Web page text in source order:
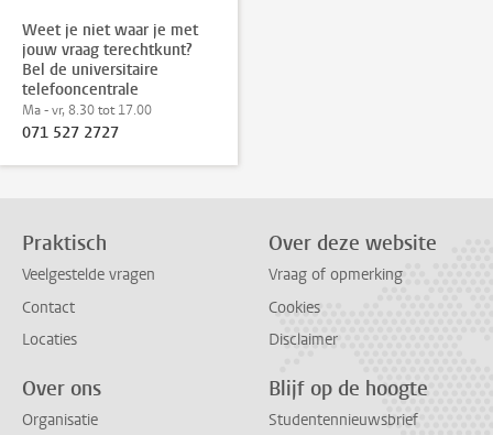
Weet je niet waar je met
jouw vraag terechtkunt?
Bel de universitaire
telefooncentrale
Ma - vr, 8.30 tot 17.00
071 527 2727
Praktisch
Veelgestelde vragen
Contact
Locaties
Over deze website
Vraag of opmerking
Cookies
Disclaimer
Over ons
Organisatie
Blijf op de hoogte
Studentennieuwsbrief